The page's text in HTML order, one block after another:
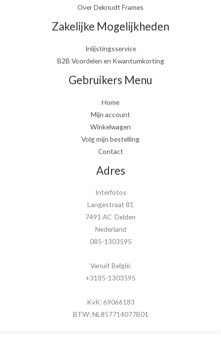
Over Deknudt Frames
Zakelijke Mogelijkheden
Inlijstingsservice
B2B Voordelen en Kwantumkorting
Gebruikers Menu
Home
Mijn account
Winkelwagen
Volg mijn bestelling
Contact
Adres
Interfotos
Langestraat 81
7491 AC Delden
Nederland
085-1303595
Vanuit België:
+3185-1303595
KvK: 69066183
BTW: NL857714077B01